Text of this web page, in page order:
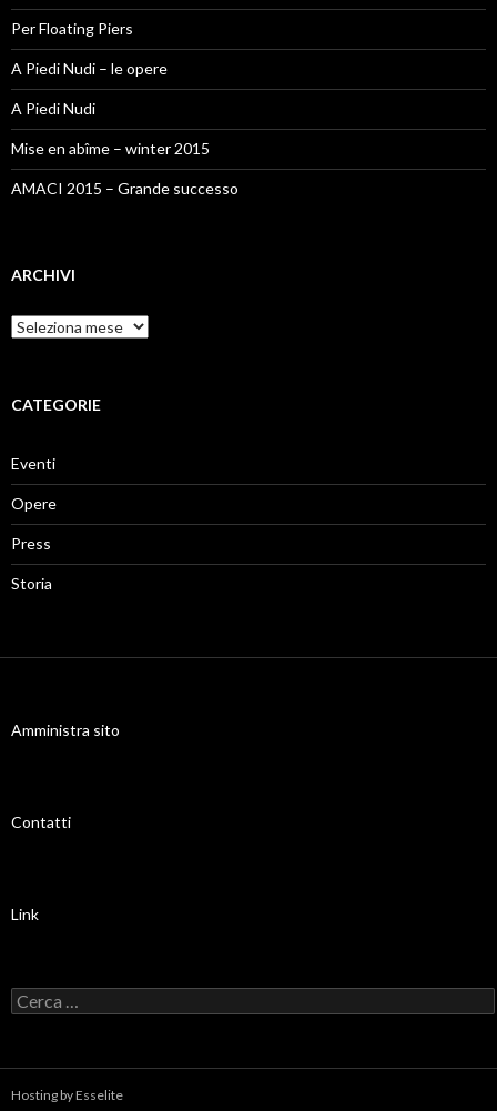
Per Floating Piers
A Piedi Nudi – le opere
A Piedi Nudi
Mise en abîme – winter 2015
AMACI 2015 – Grande successo
ARCHIVI
Archivi
CATEGORIE
Eventi
Opere
Press
Storia
Amministra sito
Contatti
Link
Ricerca per:
Hosting by Esselite